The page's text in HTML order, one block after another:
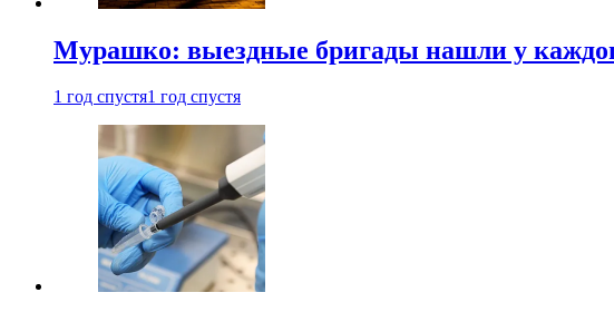
Мурашко: выездные бригады нашли у
1 год спустя1 год спустя